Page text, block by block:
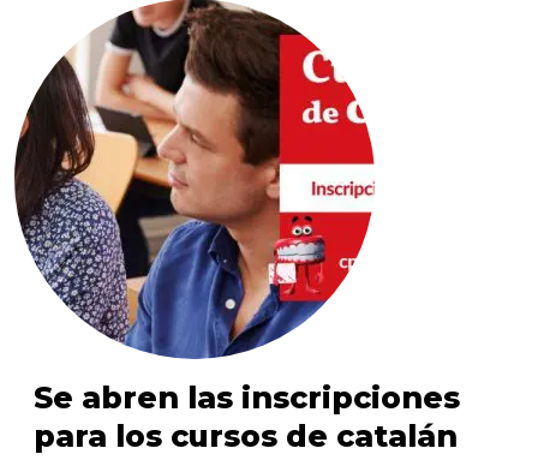
Se abren las inscripciones
para los cursos de catalán